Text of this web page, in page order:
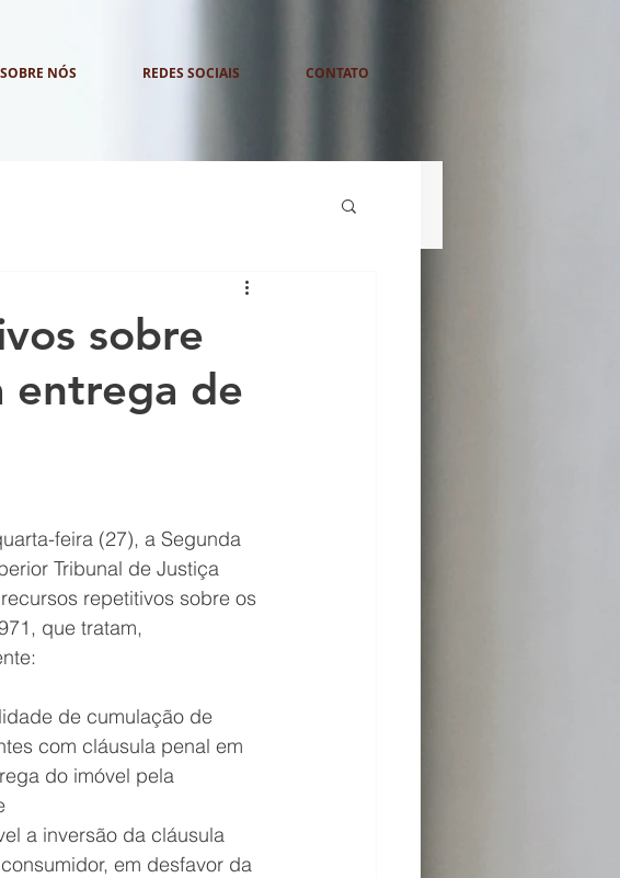
SOBRE NÓS REDES SOCIAIS CONTATO
sobre
entrega de
feira (27), a Segunda
Tribunal de Justiça
repetitivos sobre os
que tratam,
de cumulação de
com cláusula penal em
do imóvel pela
a inversão da cláusula
em desfavor da